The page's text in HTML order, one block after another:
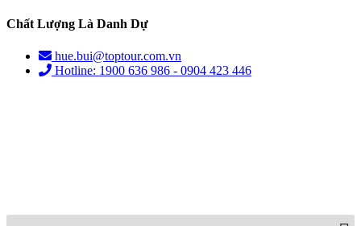
Chất Lượng Là Danh Dự
hue.bui@toptour.com.vn
Hotline: 1900 636 986 - 0904 423 446